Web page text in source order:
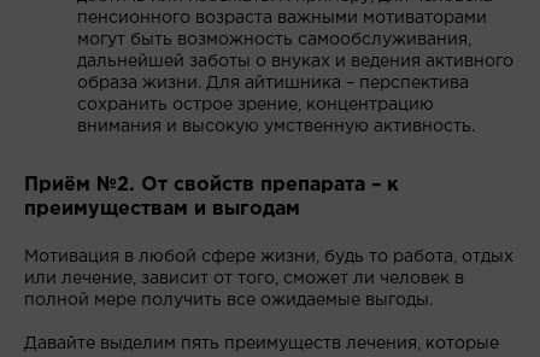
пенсионного возраста важными мотиваторами
могут быть возможность самообслуживания,
дальнейшей заботы о внуках и ведения активного
образа жизни. Для айтишника – перспектива
сохранить острое зрение, концентрацию
внимания и высокую умственную активность.
Приём №2. От свойств препарата – к
преимуществам и выгодам
Мотивация в любой сфере жизни, будь то работа, отдых
или лечение, зависит от того, сможет ли человек в
полной мере получить все ожидаемые выгоды.
Давайте выделим пять преимуществ лечения, которые